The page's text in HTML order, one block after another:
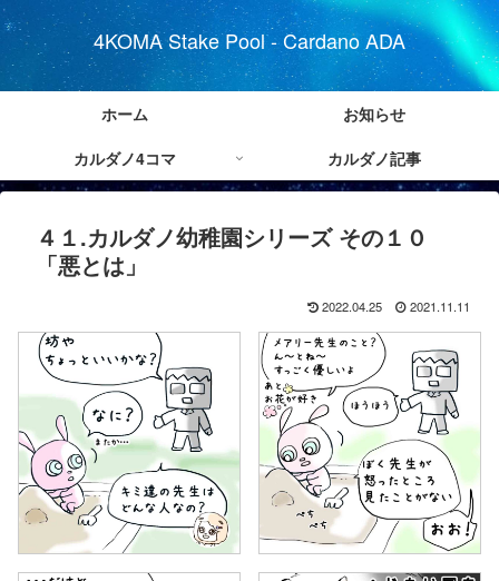
4KOMA Stake Pool - Cardano ADA
ホーム
お知らせ
カルダノ4コマ
カルダノ記事
４１.カルダノ幼稚園シリーズ その１０
「悪とは」
2022.04.25 2021.11.11